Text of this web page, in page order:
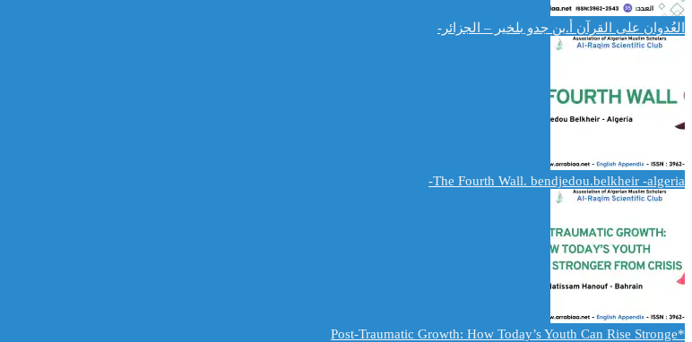
العُدوان على القرآن أ.بن جدو بلخير – الجزائر-
The Fourth Wall. bendjedou.belkheir -algeria-
*Post-Traumatic Growth: How Today’s Youth Can Rise Stronge